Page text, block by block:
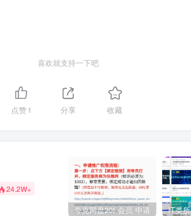
喜欢就支持一下吧
点赞1 分享 收藏
24.2W+
夸克网盘20t 会员 申请